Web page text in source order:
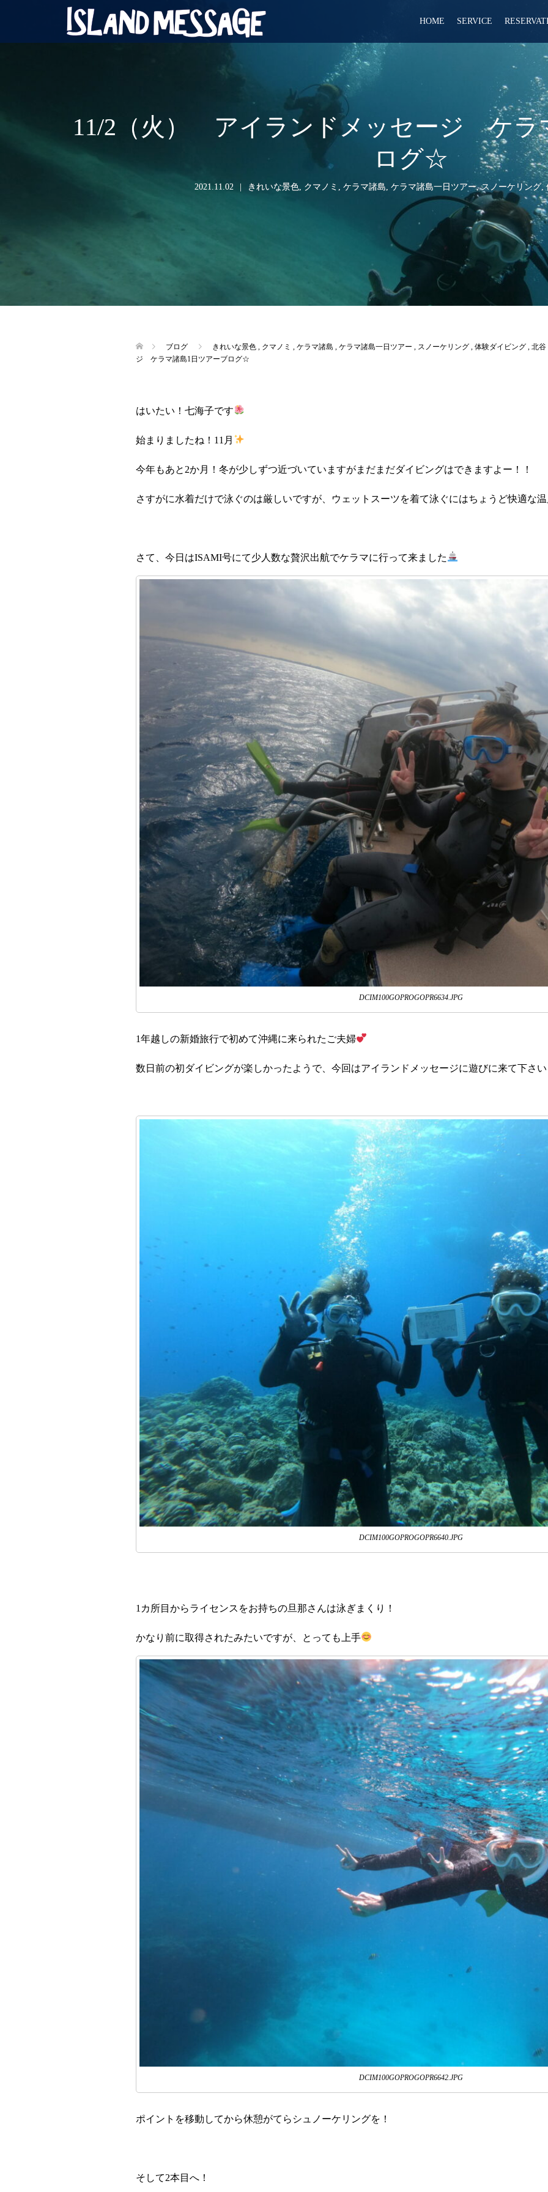
HOME SERVICE
11/2（火） アイランドメッセージ ケラ
ログ☆
2021.11.02 きれいな景色, クマノミ ケラマ諸島 ケラマ諸島一日ツアー,スノーケリング,
ブログ きれいな景色 クマノミ ケラマ諸島 ケラマ諸島一日ツアー スノーケリング 体験ダイビング
北谷
ジ ケラマ諸島1日ツアーブログ☆
はいたい！七海子です
始まりましたね！11月
今年もあと2か月！冬が少しずつ近づいていますがまだまだダイビングはできますよー！！
さすがに水着だけで泳ぐのは厳しいですが、ウェットスーツを着て泳ぐにはちょうど快適な
さて、今日はISAMI号にて少人数な贅沢出航でケラマに行って来ました
DCIM100GOPROGOPR6634.JPG
1年越しの新婚旅行で初めて沖縄に来られたご夫婦
数日前の初ダイビングが楽しかったようで、今回はアイランドメッセージに遊びに来て下さ
DCIM100GOPROGOPR6640.JPG
1カ所目からライセンスをお持ちの旦那さんは泳ぎまくり！
かなり前に取得されたみたいですが、とっても上手
DCIM100GOPROGOPR6642.JPG
ポイントを移動してから休憩がてらシュノーケリングを！
そして2本目へ！